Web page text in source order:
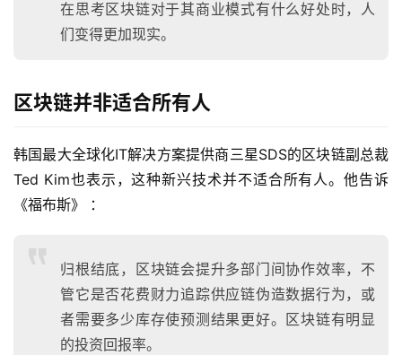
在思考区块链对于其商业模式有什么好处时，人
们变得更加现实。
区块链并非适合所有人
韩国最大全球化IT解决方案提供商三星SDS的区块链副总裁
Ted Kim也表示，这种新兴技术并不适合所有人。他告诉
《福布斯》 ：
归根结底，区块链会提升多部门间协作效率，不
管它是否花费财力追踪供应链伪造数据行为，或
者需要多少库存使预测结果更好。区块链有明显
的投资回报率。